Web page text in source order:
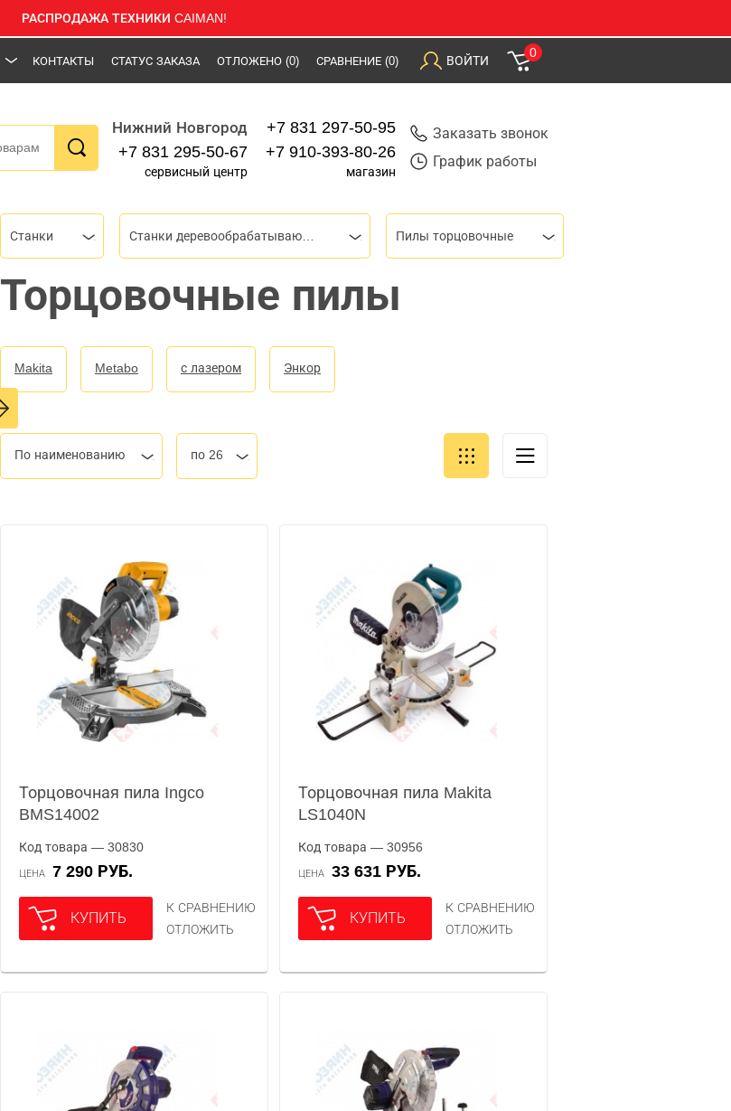
РАСПРОДАЖА ТЕХНИКИ CAIMAN!
КОНТАКТЫ СТАТУС ЗАКАЗА ОТЛОЖЕНО (0) СРАВНЕНИЕ (0) ВОЙТИ
0
Нижний Новгород
+7 831 295-50-67
сервисный центр
+7 831 297-50-95
+7 910-393-80-26
магазин
Заказать звонок
График работы
Станки Пилы торцовочные
Торцовочные пилы
Makita Metabo с лазером Энкор
По наименованию по 26
Торцовочная пила Ingco
BMS14002
Код товара — 30830
ЦЕНА 7 290 РУБ.
КУПИТЬ
К СРАВНЕНИЮ
ОТЛОЖИТЬ
Торцовочная пила Makita
LS1040N
Код товара — 30956
ЦЕНА 33 631 РУБ.
КУПИТЬ
К СРАВНЕНИЮ
ОТЛОЖИТЬ